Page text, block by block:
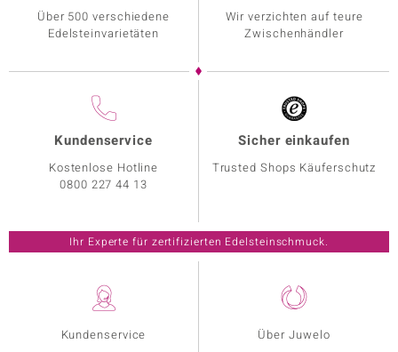
Kundenservice
Über Juwelo
Über 500 verschiedene
Edelsteinvarietäten
Wir verzichten auf teure
Zwischenhändler
Kundenservice
Kostenlose Hotline
0800 227 44 13
Sicher einkaufen
Trusted Shops Käuferschutz
Ihr Experte für zertifizierten Edelsteinschmuck.